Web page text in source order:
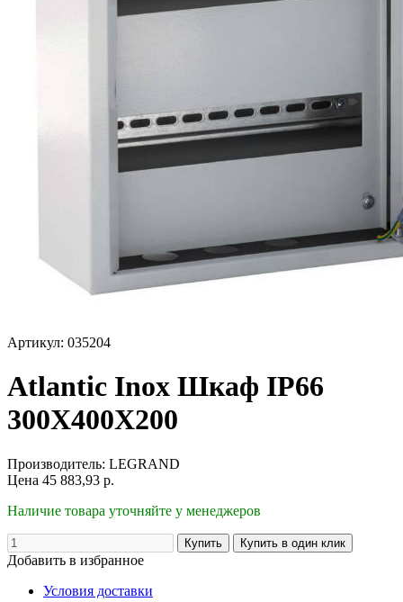
Артикул: 035204
Atlantic Inox Шкаф IP66
300X400X200
Производитель: LEGRAND
Цена 45 883,93 р.
Наличие товара уточняйте у менеджеров
Добавить в избранное
Условия доставки